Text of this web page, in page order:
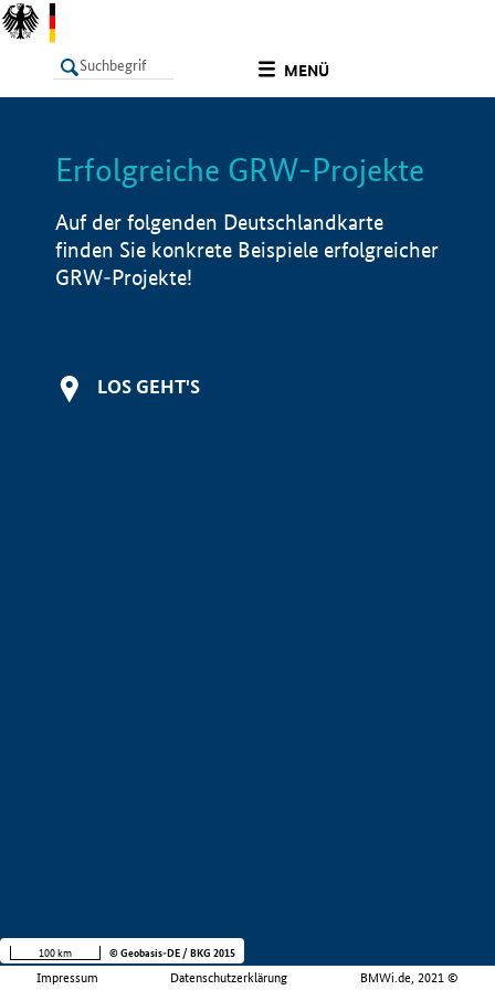
MENÜ
LISTE Info
Erfolgreiche GRW-Projekte
Auf der folgenden Deutschlandkarte
finden Sie konkrete Beispiele erfolgreicher
GRW-Projekte!
LOS GEHT'S
Impressum Datenschutzerklärung BMWi.de, 2021 ©
100 km © Geobasis-DE / BKG 2015